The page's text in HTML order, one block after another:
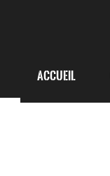
Accueil